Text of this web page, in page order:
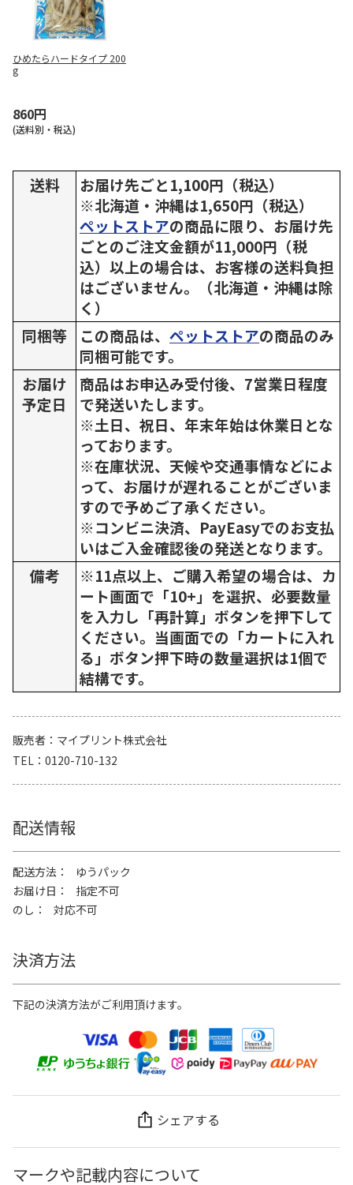
ひめたらハードタイプ 200
g
860円
(送料別・税込)
送料
お届け先ごと1,100円（税込）
※北海道・沖縄は1,650円（税込）
ペットストアの商品に限り、お届け先
ごとのご注文金額が11,000円（税
込）以上の場合は、お客様の送料負担
はございません。（北海道・沖縄は除
く）
同梱等
この商品は、 ペットストアの商品のみ
同梱可能です。
お届け
予定日
商品はお申込み受付後、7営業日程度
で発送いたします。
※土日、祝日、年末年始は休業日とな
っております。
※在庫状況、天候や交通事情などによ
って、お届けが遅れることがございま
すので予めご了承ください。
※コンビニ決済、PayEasyでのお支払
いはご入金確認後の発送となります。
備考
※11点以上、ご購入希望の場合は、カ
ート画面で「10+」を選択、必要数量
を入力し「再計算」ボタンを押下して
ください。当画面での「カートに入れ
る」ボタン押下時の数量選択は1個で
結構です。
販売者
マイプリント株式会社
TEL
0120-710-132
配送情報
配送方法
ゆうパック
お届け日
指定不可
のし
対応不可
決済方法
下記の決済方法がご利用頂けます。
シェアする
マークや記載内容について